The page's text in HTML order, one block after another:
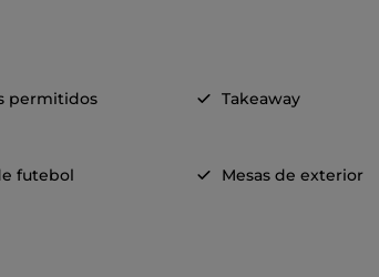
permitidos Takeaway
futebol Mesas de exterior